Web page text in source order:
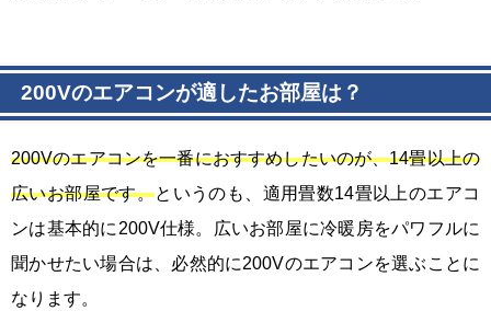
200Vのエアコンが適したお部屋は？
200Vのエアコンを一番におすすめしたいのが、14畳以上の
広いお部屋です。というのも、適用畳数14畳以上のエアコ
ンは基本的に200V仕様。広いお部屋に冷暖房をパワフルに
聞かせたい場合は、必然的に200Vのエアコンを選ぶことに
なります。